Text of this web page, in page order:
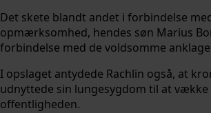
Det skete blandt andet i forbindelse
opmærksomhed, hendes søn Marius
forbindelse med de voldsomme
I opslaget antydede Rachlin også, at
udnyttede sin lungesygdom til at vække
offentligheden.